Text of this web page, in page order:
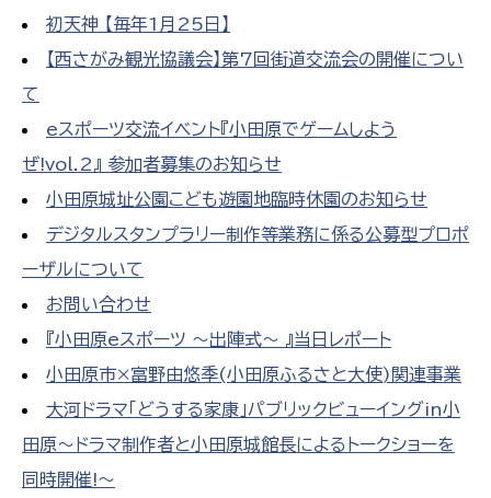
初天神 【毎年1月25日】
【西さがみ観光協議会】第7回街道交流会の開催につい
て
eスポーツ交流イベント『小田原でゲームしよう
ぜ!vol.2』 参加者募集のお知らせ
小田原城址公園こども遊園地臨時休園のお知らせ
デジタルスタンプラリー制作等業務に係る公募型プロポ
ーザルについて
お問い合わせ
『小田原eスポーツ 〜出陣式〜 』当日レポート
小田原市×富野由悠季(小田原ふるさと大使)関連事業
大河ドラマ「どうする家康」パブリックビューイングin小
田原～ドラマ制作者と小田原城館長によるトークショーを
同時開催!～